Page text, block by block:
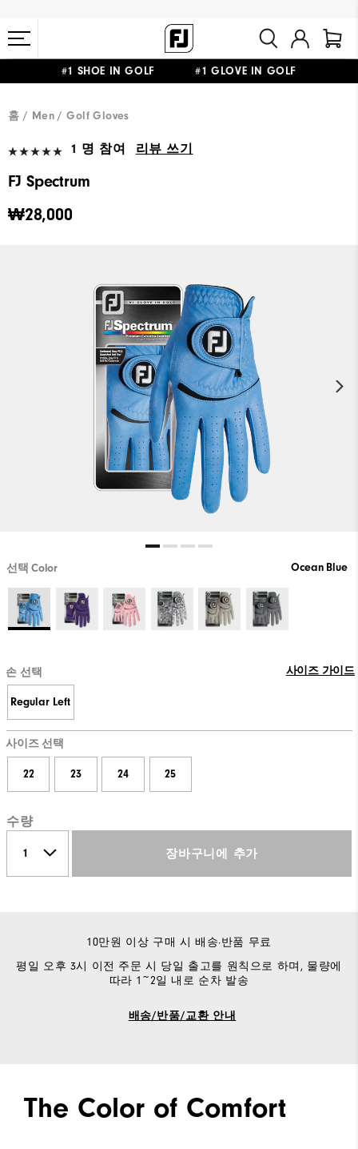
#1 SHOE IN GOLF #1 GLOVE IN GOLF
홈 Men Golf Gloves
1 명 참여 리뷰 쓰기
FJ Spectrum
₩28,000
선택 Color Ocean Blue
손 선택 사이즈 가이드
Regular Left
사이즈 선택
22 23 24 25
수량
장바구니에 추가
10만원 이상 구매 시 배송·반품 무료
평일 오후 3시 이전 주문 시 당일 출고를 원칙으로 하며, 물량에
따라 1~2일 내로 순차 발송
배송/반품/교환 안내
The Color of Comfort